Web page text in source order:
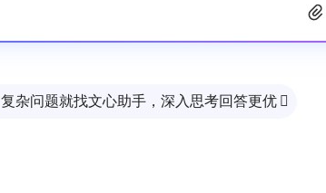
复杂问题就找文心助手，深入思考回答更优 